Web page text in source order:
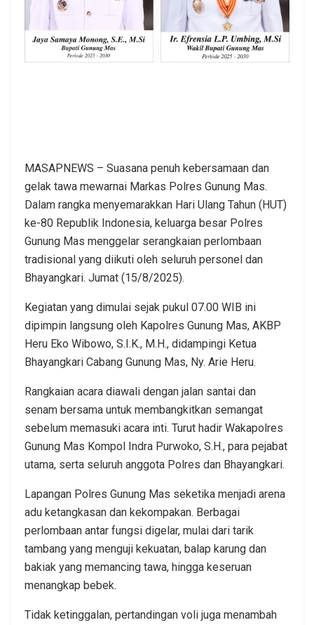
MASAPNEWS – Suasana penuh kebersamaan dan
gelak tawa mewarnai Markas Polres Gunung Mas.
Dalam rangka menyemarakkan Hari Ulang Tahun (HUT)
ke-80 Republik Indonesia, keluarga besar Polres
Gunung Mas menggelar serangkaian perlombaan
tradisional yang diikuti oleh seluruh personel dan
Bhayangkari. Jumat (15/8/2025).
Kegiatan yang dimulai sejak pukul 07.00 WIB ini
dipimpin langsung oleh Kapolres Gunung Mas, AKBP
Heru Eko Wibowo, S.I.K., M.H., didampingi Ketua
Bhayangkari Cabang Gunung Mas, Ny. Arie Heru.
Rangkaian acara diawali dengan jalan santai dan
senam bersama untuk membangkitkan semangat
sebelum memasuki acara inti. Turut hadir Wakapolres
Gunung Mas Kompol Indra Purwoko, S.H., para pejabat
utama, serta seluruh anggota Polres dan Bhayangkari.
Lapangan Polres Gunung Mas seketika menjadi arena
adu ketangkasan dan kekompakan. Berbagai
perlombaan antar fungsi digelar, mulai dari tarik
tambang yang menguji kekuatan, balap karung dan
bakiak yang memancing tawa, hingga keseruan
menangkap bebek.
Tidak ketinggalan, pertandingan voli juga menambah